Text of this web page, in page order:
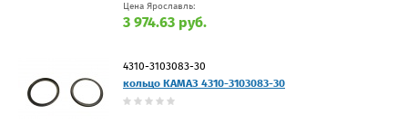
Цена Ярославль:
3 974.63 руб.
4310-3103083-30
кольцо КАМАЗ 4310-3103083-30